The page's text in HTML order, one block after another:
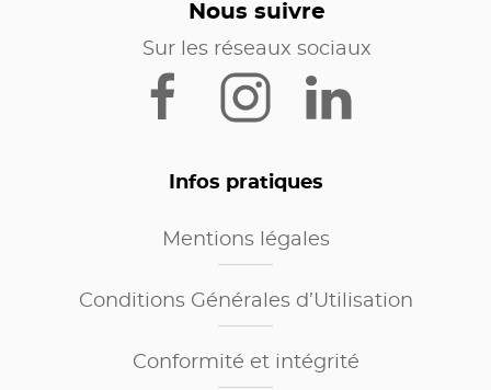
Nous suivre
Sur les réseaux sociaux
Infos pratiques
Mentions légales
Conditions Générales d’Utilisation
Conformité et intégrité